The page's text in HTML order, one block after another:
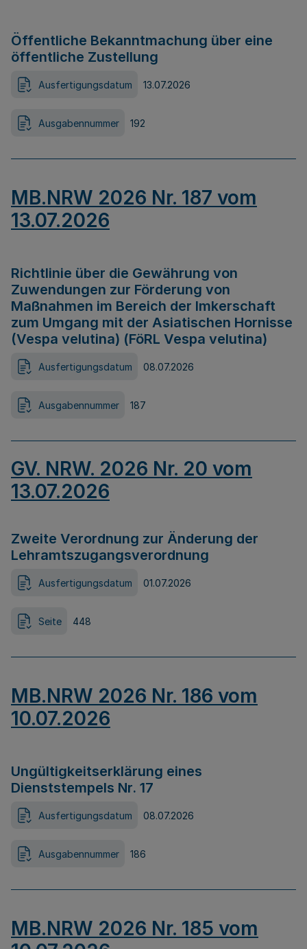
Öffentliche Bekanntmachung über eine
öffentliche Zustellung
Ausfertigungsdatum 13.07.2026
Ausgabennummer 192
MB.NRW 2026 Nr. 187 vom
13.07.2026
Richtlinie über die Gewährung von
Zuwendungen zur Förderung von
Maßnahmen im Bereich der Imkerschaft
zum Umgang mit der Asiatischen Hornisse
(Vespa velutina) (FöRL Vespa velutina)
Ausfertigungsdatum 08.07.2026
Ausgabennummer 187
GV. NRW. 2026 Nr. 20 vom
13.07.2026
Zweite Verordnung zur Änderung der
Lehramtszugangsverordnung
Ausfertigungsdatum 01.07.2026
Seite 448
MB.NRW 2026 Nr. 186 vom
10.07.2026
Ungültigkeitserklärung eines
Dienststempels Nr. 17
Ausfertigungsdatum 08.07.2026
Ausgabennummer 186
MB.NRW 2026 Nr. 185 vom